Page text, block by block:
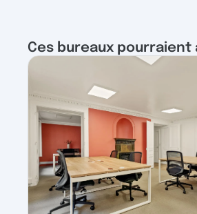
Ces bureaux pourraient